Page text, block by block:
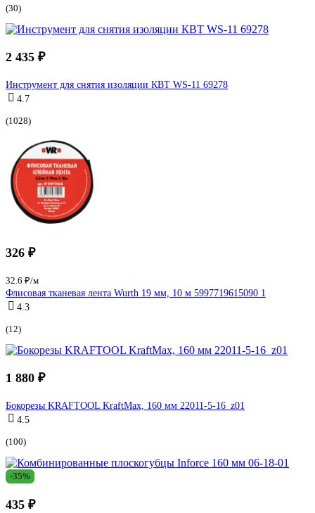
(30)
2 435 ₽
Инструмент для снятия изоляции КВТ WS-11 69278
4.7
(1028)
326 ₽
32.6 ₽/м
Флисовая тканевая лента Wurth 19 мм, 10 м 5997719615090 1
4.3
(12)
1 880 ₽
Бокорезы KRAFTOOL KraftMax, 160 мм 22011-5-16_z01
4.5
(100)
-35%
435 ₽